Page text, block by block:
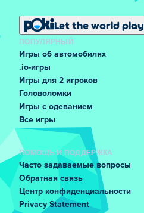
Let the world play
ПОПУЛЯРНЫЙ
Игры об автомобилях
.io-игры
Игры для 2 игроков
Головоломки
Игры с одеванием
Все игры
ПОМОЩЬ И ПОДДЕРЖКА
Часто задаваемые вопросы
Обратная связь
Центр конфиденциальности
Privacy Statement